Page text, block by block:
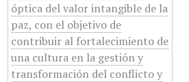
óptica del valor intangible de la
paz, con el objetivo de
contribuir al fortalecimiento de
una cultura en la gestión y
transformación del conflicto y